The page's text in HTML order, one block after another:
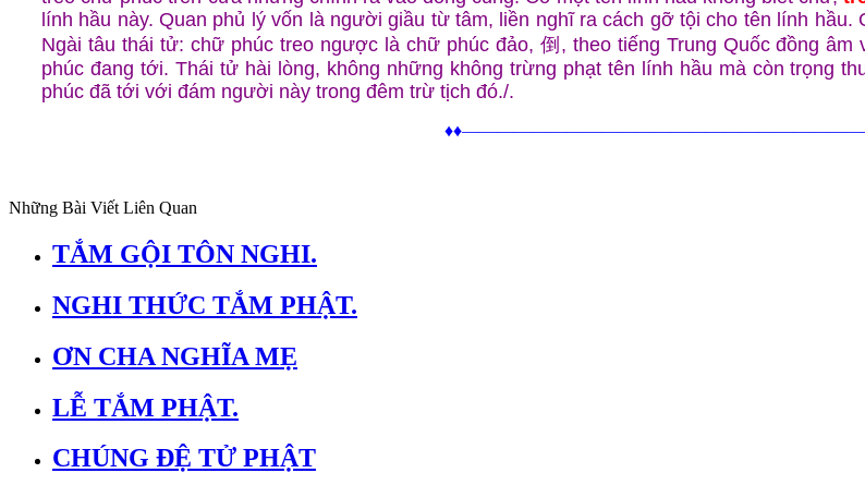
lính hầu này. Quan phủ lý vốn là người giầu từ tâm, liền nghĩ ra cách gỡ tội cho tên lính
Ngài tâu thái tử: chữ phúc treo ngược là chữ phúc đảo, 倒, theo tiếng Trung Quốc đồng
phúc đang tới. Thái tử hài lòng, không những không trừng phạt tên lính hầu mà còn trọng
phúc đã tới với đám người này trong đêm trừ tịch đó./.
Những Bài Viết Liên Quan
TẮM GỘI TÔN NGHI.
NGHI THỨC TẮM PHẬT.
ƠN CHA NGHĨA MẸ
LỄ TẮM PHẬT.
CHÚNG ĐỆ TỬ PHẬT